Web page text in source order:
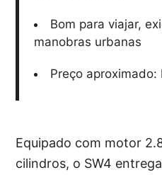
Bom para viajar,
manobras urbanas
Preço aproximado:
Equipado com motor
cilindros, o SW4